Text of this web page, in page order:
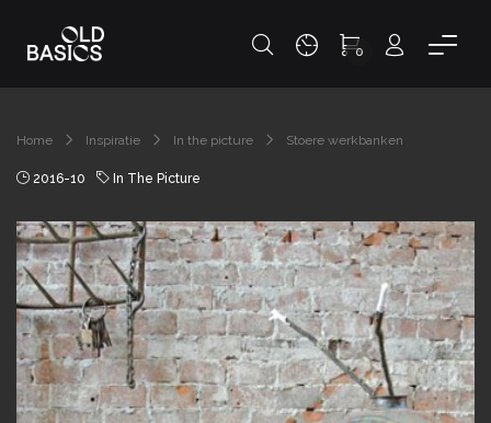
0
Home Inspiratie In the picture Stoere werkbanken
2016-10 In The Picture